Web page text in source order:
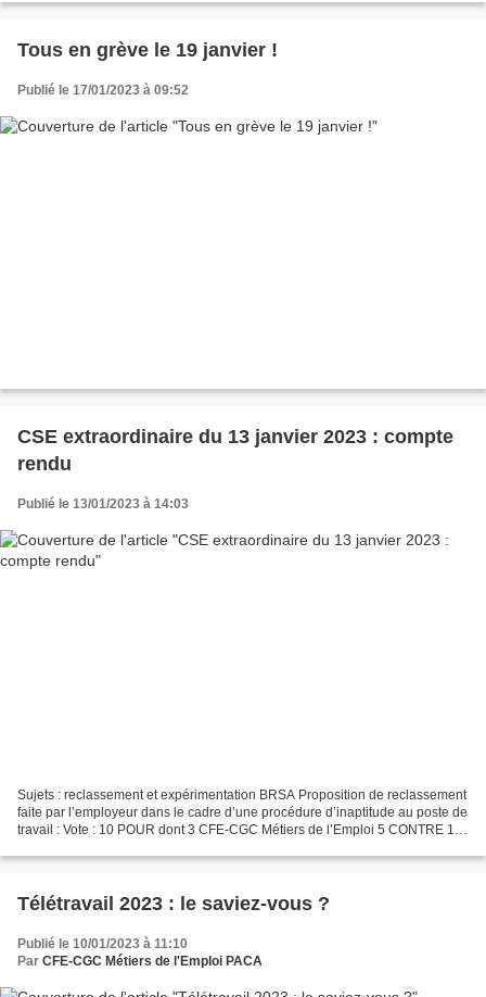
Tous en grève le 19 janvier !
Publié le 17/01/2023 à 09:52
CSE extraordinaire du 13 janvier 2023 : compte
rendu
Publié le 13/01/2023 à 14:03
Sujets : reclassement et expérimentation BRSA Proposition de reclassement
faite par l’employeur dans le cadre d’une procédure d’inaptitude au poste de
travail : Vote : 10 POUR dont 3 CFE-CGC Métiers de l’Emploi 5 CONTRE 10
Télétravail 2023 : le saviez-vous ?
Publié le 10/01/2023 à 11:10
Par CFE-CGC Métiers de l'Emploi PACA